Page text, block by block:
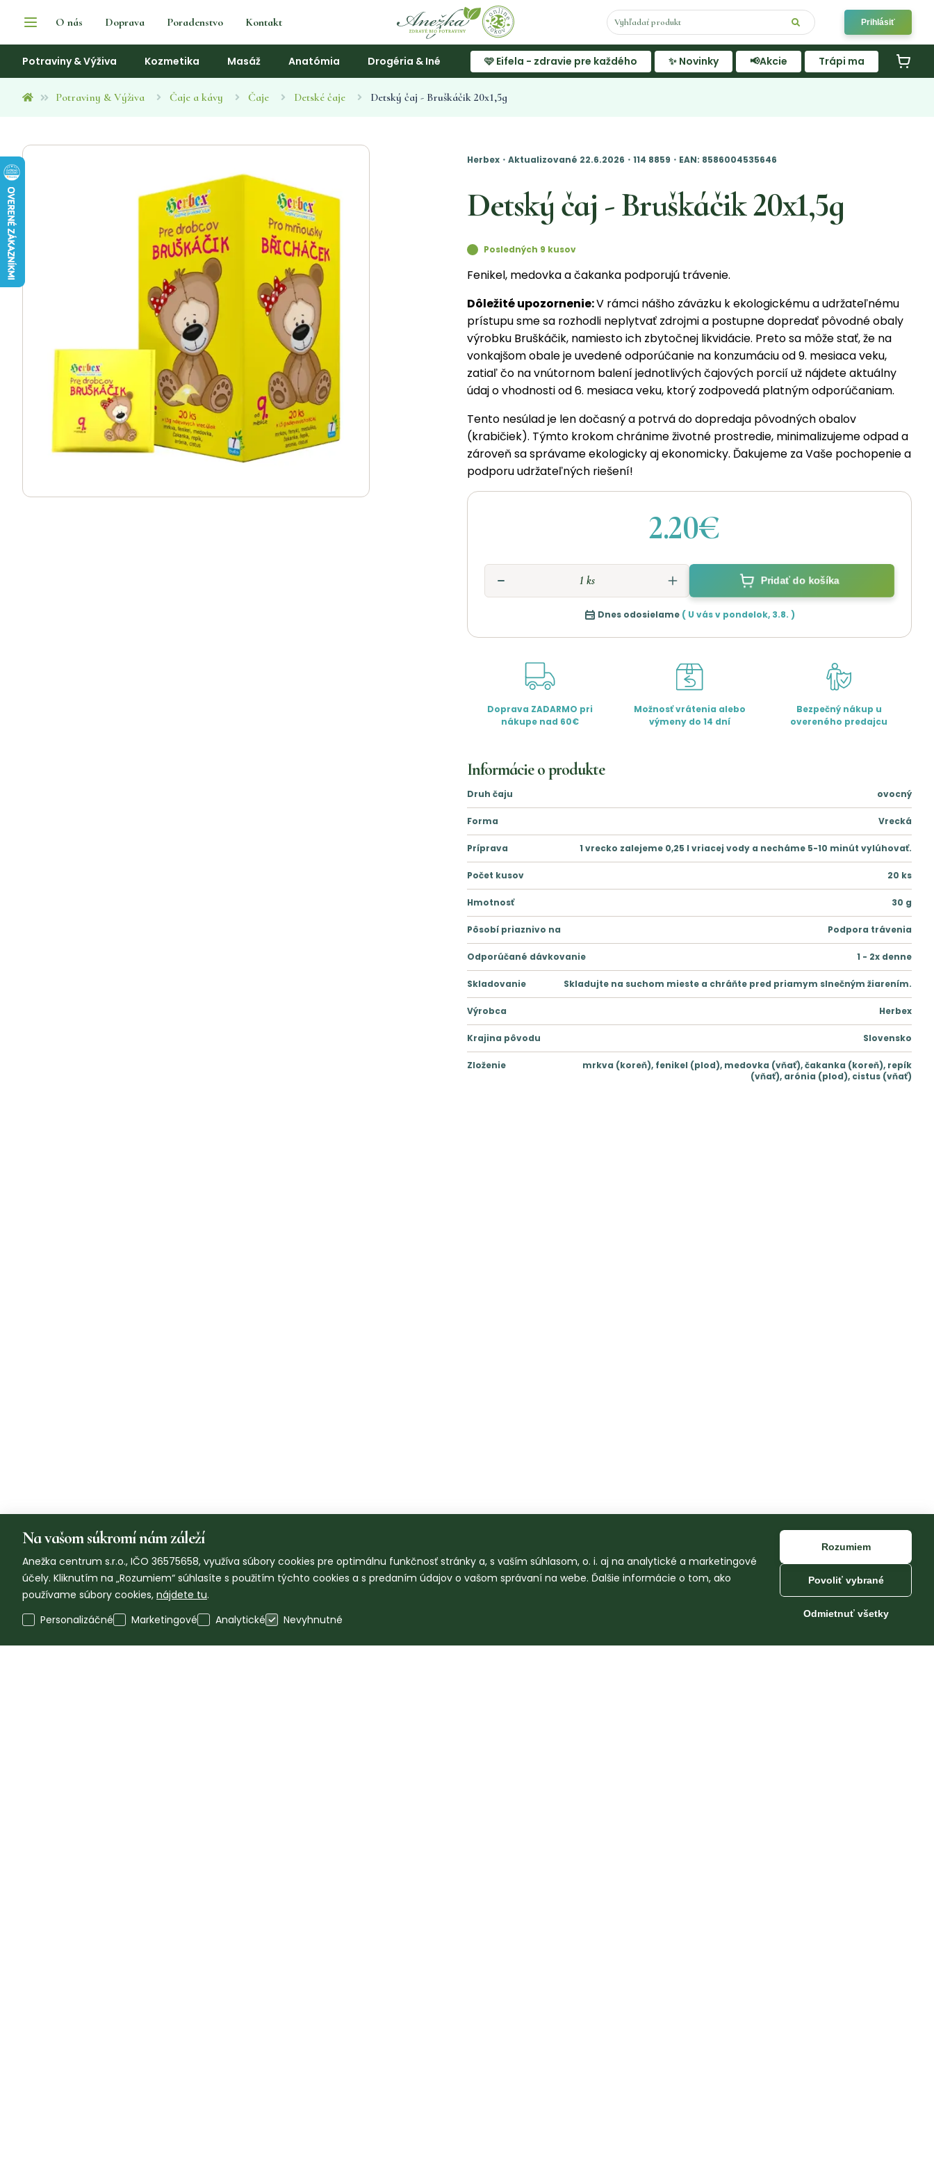
O nás Doprava Poradenstvo Kontakt Prihlásiť
Potraviny & Výživa Kozmetika Masáž Anatómia Drogéria & Iné 🩷 Eifela - zdravie pre každého ✨ Novinky 📢Akcie Trápi ma
Potraviny & Výživa Čaje a kávy Čaje Detské čaje Detský čaj - Bruškáčik 20x1,5g
Herbex・Aktualizované 22.6.2026・114 8859・EAN: 8586004535646
Detský čaj - Bruškáčik 20x1,5g
Posledných 9 kusov
Fenikel, medovka a čakanka podporujú trávenie.
Dôležité upozornenie:V rámci nášho záväzku k ekologickému a udržateľnému
prístupu sme sa rozhodli neplytvať zdrojmi a postupne dopredať pôvodné obaly
výrobku Bruškáčik, namiesto ich zbytočnej likvidácie. Preto sa môže stať, že na
vonkajšom obale je uvedené odporúčanie na konzumáciu od 9. mesiaca veku,
zatiaľ čo na vnútornom balení jednotlivých čajových porcií už nájdete aktuálny
údaj o vhodnosti od 6. mesiaca veku, ktorý zodpovedá platným odporúčaniam.
Tento nesúlad je len dočasný a potrvá do dopredaja pôvodných obalov
(krabičiek). Týmto krokom chránime životné prostredie, minimalizujeme odpad a
zároveň sa správame ekologicky aj ekonomicky. Ďakujeme za Vaše pochopenie a
podporu udržateľných riešení!
2.20€
Pridať do košíka
Dnes odosielame ( U vás v pondelok, 3.8. )
Doprava ZADARMO pri
nákupe nad 60€
Možnosť vrátenia alebo
výmeny do 14 dní
Bezpečný nákup u
overeného predajcu
Informácie o produkte
Druh čaju ovocný
Forma Vrecká
Príprava 1 vrecko zalejeme 0,25 l vriacej vody a necháme 5-10 minút vylúhovať.
Počet kusov 20 ks
Hmotnosť 30 g
Pôsobí priaznivo na Podpora trávenia
Odporúčané dávkovanie 1 - 2x denne
Skladovanie Skladujte na suchom mieste a chráňte pred priamym slnečným žiarením.
Výrobca Herbex
Krajina pôvodu Slovensko
Zloženie
mrkva (koreň), fenikel (plod), medovka (vňať), čakanka (koreň), repík
(vňať), arónia (plod), cistus (vňať)
Na vašom súkromí nám záleží
Anežka centrum s.r.o., IČO 36575658, využíva súbory cookies pre optimálnu funkčnosť stránky a, s vaším súhlasom, o. i. aj na analytické a marketingové
účely. Kliknutím na „Rozumiem“ súhlasíte s použitím týchto cookies a s predaním údajov o vašom správaní na webe. Ďalšie informácie o tom, ako
používame súbory cookies, nájdete tu.
Personalizáčné
Marketingové Analytické Nevyhnutné
Rozumiem
Povoliť vybrané
Odmietnuť všetky